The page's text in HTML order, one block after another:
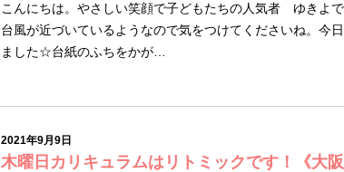
こんにちは。やさしい笑顔で子どもたちの人気者 ゆきよ
台風が近づいているようなので気をつけてくださいね。今
ました☆台紙のふちをかが…
2021年9月9日
木曜日カリキュラムはリトミックです！《大